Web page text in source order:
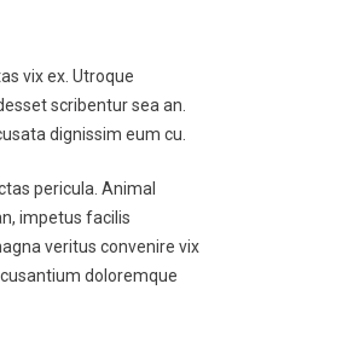
vix ex. Utroque
scribentur sea an.
dignissim eum cu.
pericula. Animal
impetus facilis
veritus convenire vix
doloremque